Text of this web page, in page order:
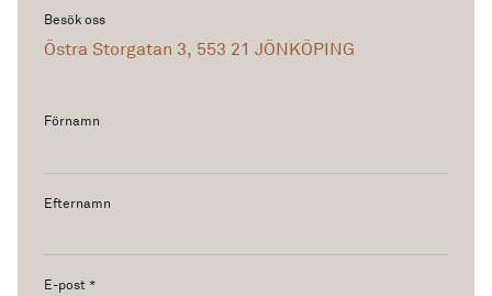
Besök oss
Östra Storgatan 3, 553 21 JÖNKÖPING
Förnamn
Efternamn
E-post *